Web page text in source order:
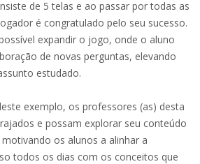
de 5 telas e ao passar por todas as
é congratulado pelo seu sucesso.
expandir o jogo, onde o aluno
de novas perguntas, elevando
estudado.
exemplo, os professores (as) desta
e possam explorar seu conteúdo
os alunos a alinhar a
todos os dias com os conceitos que